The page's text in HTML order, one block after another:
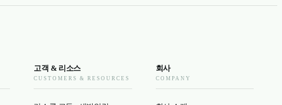
고객 & 리소스
CUSTOMERS & RESOURCES
회사
COMPANY